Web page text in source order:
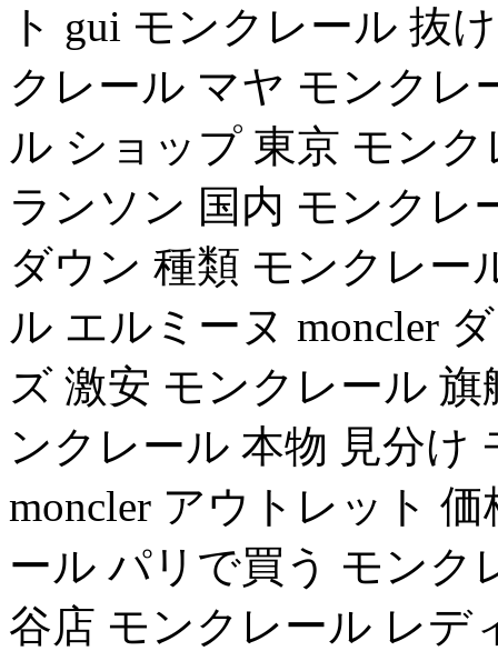
ト gui モンクレール 抜
クレール マヤ モンクレ
ル ショップ 東京 モンク
ランソン 国内 モンクレ
ダウン 種類 モンクレー
ル エルミーヌ moncler
ズ 激安 モンクレール 旗
ンクレール 本物 見分け
moncler アウトレット 価
ール パリで買う モンク
谷店 モンクレール レデ